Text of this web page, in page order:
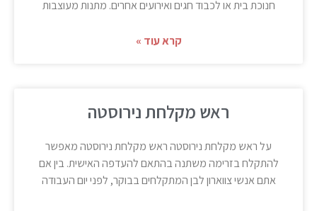
חנוכת בית או לכבוד חגים ואירועים אחרים. מתנות מעוצבות
קרא עוד »
ראש מקלחת נירוסטה
על ראש מקלחת נירוסטה ראש מקלחת נירוסטה מאפשר
להתקלח בזרימה משתנה בהתאם להעדפה האישית. בין אם
אתם אנשי צווארון לבן המתקלחים בבוקר, לפני יום העבודה